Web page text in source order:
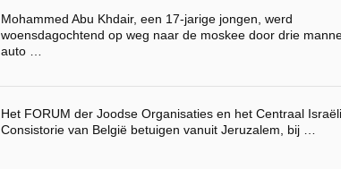
Mohammed Abu Khdair, een 17-jarige jongen, werd
woensdagochtend op weg naar de moskee door drie
auto …
Het FORUM der Joodse Organisaties en het Centraal
Consistorie van België betuigen vanuit Jeruzalem, bij …